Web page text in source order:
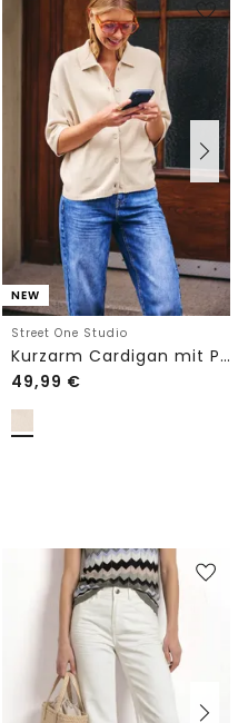
NEW
Street One Studio
Kurzarm Cardigan mit Polokragen
49,99 €